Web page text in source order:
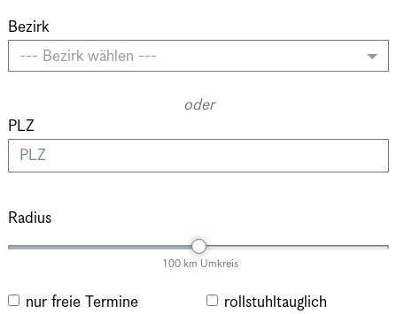
Bezirk
--- Bezirk wählen ---
oder
PLZ
Radius
100 km Umkreis
nur freie Termine
rollstuhltauglich